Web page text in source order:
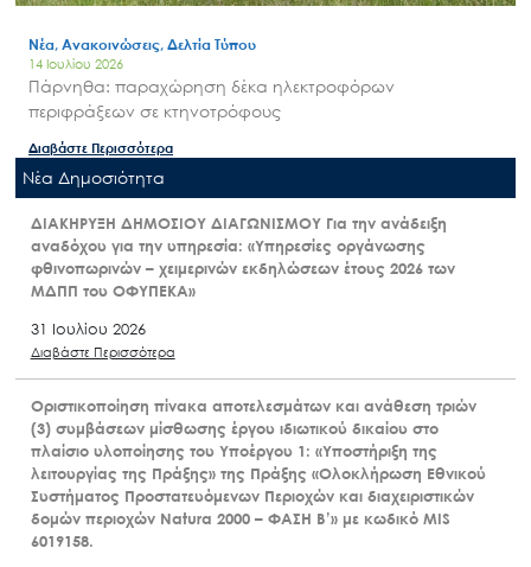
Νέα, Ανακοινώσεις, Δελτία Τύπου
14 Ιουλίου 2026
Πάρνηθα: παραχώρηση δέκα ηλεκτροφόρων
περιφράξεων σε κτηνοτρόφους
Διαβάστε Περισσότερα
Nέα Δημοσιότητα
ΔΙΑΚΗΡΥΞΗ ΔΗΜΟΣΙΟΥ ΔΙΑΓΩΝΙΣΜΟΥ Για την ανάδειξη
αναδόχου για την υπηρεσία: «Υπηρεσίες οργάνωσης
φθινοπωρινών – χειμερινών εκδηλώσεων έτους 2026 των
ΜΔΠΠ του ΟΦΥΠΕΚΑ»
31 Ιουλίου 2026
Διαβάστε Περισσότερα
Οριστικοποίηση πίνακα αποτελεσμάτων και ανάθεση τριών
(3) συμβάσεων μίσθωσης έργου ιδιωτικού δικαίου στο
πλαίσιο υλοποίησης του Υποέργου 1: «Υποστήριξη της
λειτουργίας της Πράξης» της Πράξης «Ολοκλήρωση Εθνικού
Συστήματος Προστατευόμενων Περιοχών και διαχειριστικών
δομών περιοχών Natura 2000 – ΦΑΣΗ Β’» με κωδικό MIS
6019158.